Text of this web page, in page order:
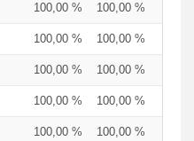
100,00 % 100,00 %
100,00 % 100,00 %
100,00 % 100,00 %
100,00 % 100,00 %
100,00 % 100,00 %